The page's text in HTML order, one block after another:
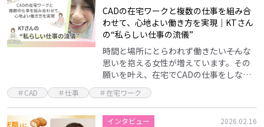
CADの在宅ワークと複数の仕事を組み合
わせて、心地よい働き方を実現｜KTさん
の“私らしい仕事の流儀”
時間と場所にとらわれず働きたい――そんな
思いを抱える女性が増えています。その
願いを叶え、在宅でCADの仕事をしなが
ら、ヨガインストラクターやライティン
グなど“やりたいこと”を重ねてキャリア
を築いてきた…
＃CAD ＃仕事 ＃在宅ワーク
インタビュー 2026.02.16